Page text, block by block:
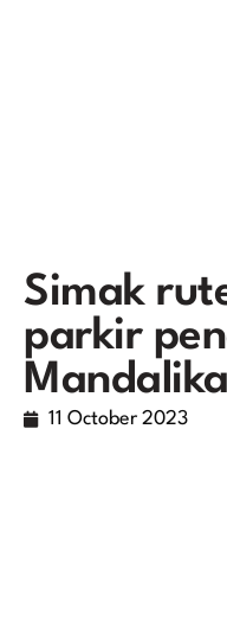
Simak
parkir
Mandalika
11 October 2023